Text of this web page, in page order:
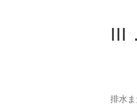
III
排水